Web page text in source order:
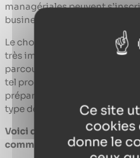
Ce site
cookies
donne le
managériales peuvent
business et servir les
Le choix de l’entreprise
très important puisqu’il
parcours professionnel. Si
tel produit lors de votre
préparé pour intégrer une
type de produit.
Voici quelques emplois
commerce marketing :